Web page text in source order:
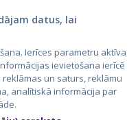
datus, lai
Ierīces parametru aktīva
ievietošana ierīcē
un saturs, reklāmu
analītiskā informācija par